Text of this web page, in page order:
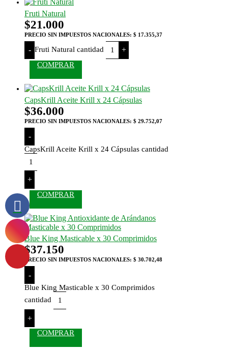
Fruti Natural
$21.000
PRECIO SIN IMPUESTOS NACIONALES: $ 17.355,37
- Fruti Natural cantidad +
COMPRAR
CapsKrill Aceite Krill x 24 Cápsulas
$36.000
PRECIO SIN IMPUESTOS NACIONALES: $ 29.752,07
-
CapsKrill Aceite Krill x 24 Cápsulas cantidad
+
COMPRAR
Blue King Masticable x 30 Comprimidos
$37.150
PRECIO SIN IMPUESTOS NACIONALES: $ 30.702,48
-
Blue King Masticable x 30 Comprimidos
cantidad
+
COMPRAR